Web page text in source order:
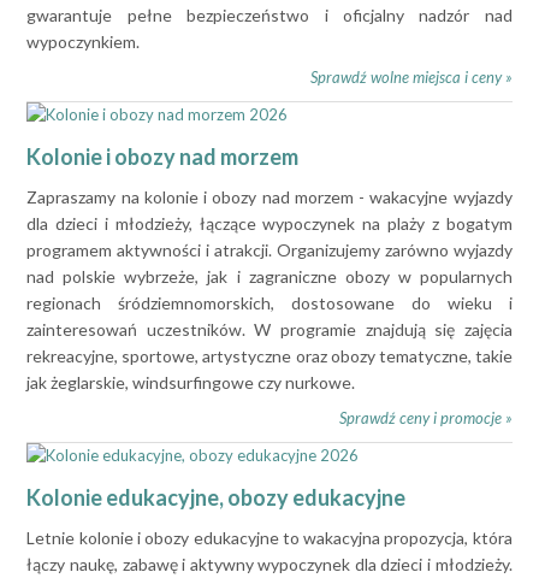
gwarantuje pełne bezpieczeństwo i oficjalny nadzór nad
wypoczynkiem.
Sprawdź wolne miejsca i ceny »
Kolonie i obozy nad morzem
Zapraszamy na kolonie i obozy nad morzem - wakacyjne wyjazdy
dla dzieci i młodzieży, łączące wypoczynek na plaży z bogatym
programem aktywności i atrakcji. Organizujemy zarówno wyjazdy
nad polskie wybrzeże, jak i zagraniczne obozy w popularnych
regionach śródziemnomorskich, dostosowane do wieku i
zainteresowań uczestników. W programie znajdują się zajęcia
rekreacyjne, sportowe, artystyczne oraz obozy tematyczne, takie
jak żeglarskie, windsurfingowe czy nurkowe.
Sprawdź ceny i promocje »
Kolonie edukacyjne, obozy edukacyjne
Letnie kolonie i obozy edukacyjne to wakacyjna propozycja, która
łączy naukę, zabawę i aktywny wypoczynek dla dzieci i młodzieży.